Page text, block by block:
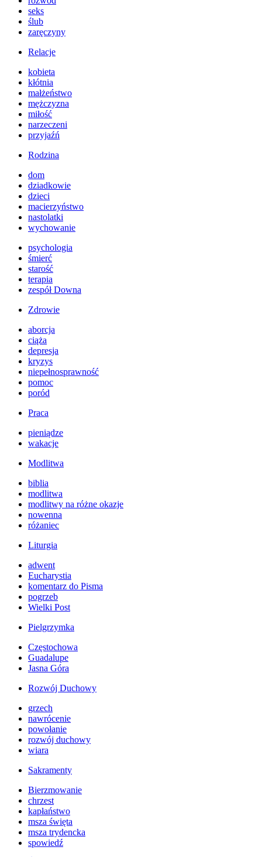
seks
ślub
zaręczyny
Relacje
kobieta
kłótnia
małżeństwo
mężczyzna
miłość
narzeczeni
przyjaźń
Rodzina
dom
dziadkowie
dzieci
macierzyństwo
nastolatki
wychowanie
psychologia
śmierć
starość
terapia
zespół Downa
Zdrowie
aborcja
ciąża
depresja
kryzys
niepełnosprawność
pomoc
poród
Praca
pieniądze
wakacje
Modlitwa
biblia
modlitwa
modlitwy na różne okazje
nowenna
różaniec
Liturgia
adwent
Eucharystia
komentarz do Pisma
pogrzeb
Wielki Post
Pielgrzymka
Częstochowa
Guadalupe
Jasna Góra
Rozwój Duchowy
grzech
nawrócenie
powołanie
rozwój duchowy
wiara
Sakramenty
Bierzmowanie
chrzest
kapłaństwo
msza święta
msza trydencka
spowiedź